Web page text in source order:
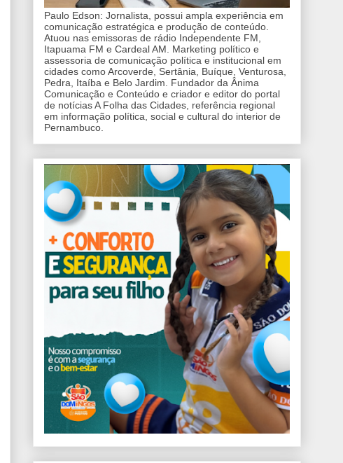
Paulo Edson: Jornalista, possui ampla experiência em
comunicação estratégica e produção de conteúdo.
Atuou nas emissoras de rádio Independente FM,
Itapuama FM e Cardeal AM. Marketing político e
assessoria de comunicação política e institucional em
cidades como Arcoverde, Sertânia, Buíque, Venturosa,
Pedra, Itaíba e Belo Jardim. Fundador da Ânima
Comunicação e Conteúdo e criador e editor do portal
de notícias A Folha das Cidades, referência regional
em informação política, social e cultural do interior de
Pernambuco.